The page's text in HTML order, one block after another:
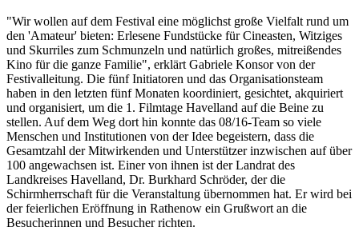
"Wir wollen auf dem Festival eine möglichst große Vielfalt rund um
den 'Amateur' bieten: Erlesene Fundstücke für Cineasten, Witziges
und Skurriles zum Schmunzeln und natürlich großes, mitreißendes
Kino für die ganze Familie", erklärt Gabriele Konsor von der
Festivalleitung. Die fünf Initiatoren und das Organisationsteam
haben in den letzten fünf Monaten koordiniert, gesichtet, akquiriert
und organisiert, um die 1. Filmtage Havelland auf die Beine zu
stellen. Auf dem Weg dort hin konnte das 08/16-Team so viele
Menschen und Institutionen von der Idee begeistern, dass die
Gesamtzahl der Mitwirkenden und Unterstützer inzwischen auf über
100 angewachsen ist. Einer von ihnen ist der Landrat des
Landkreises Havelland, Dr. Burkhard Schröder, der die
Schirmherrschaft für die Veranstaltung übernommen hat. Er wird bei
der feierlichen Eröffnung in Rathenow ein Grußwort an die
Besucherinnen und Besucher richten.